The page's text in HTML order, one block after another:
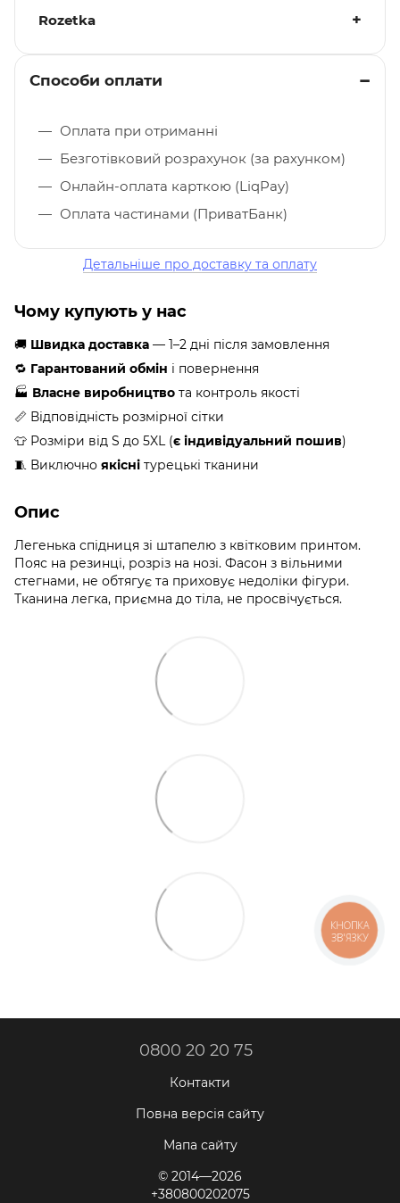
Rozetka
Способи оплати
Оплата при отриманні
Безготівковий розрахунок (за рахунком)
Онлайн-оплата карткою (LiqPay)
Оплата частинами (ПриватБанк)
Детальніше про доставку та оплату
Чому купують у нас
🚚 Швидка доставка — 1–2 дні після замовлення
🔁 Гарантований обмін і повернення
🏭 Власне виробництво та контроль якості
📏 Відповідність розмірної сітки
👕 Розміри від S до 5XL (є індивідуальний пошив)
🧵 Виключно якісні турецькі тканини
Опис
Легенька спідниця зі штапелю з квітковим принтом.
Пояс на резинці, розріз на нозі. Фасон з вільними
стегнами, не обтягує та приховує недоліки фігури.
Тканина легка, приємна до тіла, не просвічується.
0800 20 20 75
Контакти
Повна версія сайту
Мапа сайту
© 2014—2026
+380800202075
КНОПКА
ЗВ'ЯЗКУ